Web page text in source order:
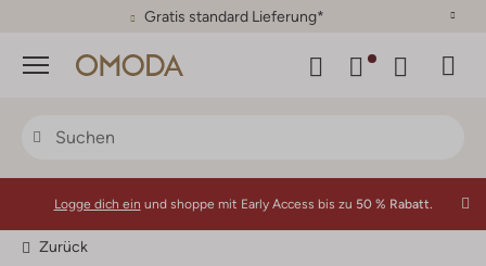
Menü
Logge dich ein und shoppe mit Early Access bis zu 50 % Rabatt.
Zurück